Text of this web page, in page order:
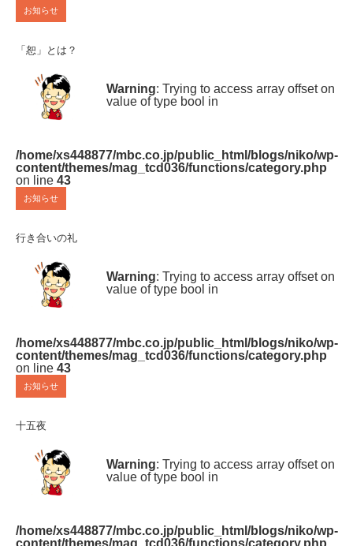
お知らせ
「恕」とは？
Warning: Trying to access array offset on
value of type bool in
/home/xs448877/mbc.co.jp/public_html/blogs/niko/wp-
content/themes/mag_tcd036/functions/category.php
on line 43
お知らせ
行き合いの礼
Warning: Trying to access array offset on
value of type bool in
/home/xs448877/mbc.co.jp/public_html/blogs/niko/wp-
content/themes/mag_tcd036/functions/category.php
on line 43
お知らせ
十五夜
Warning: Trying to access array offset on
value of type bool in
/home/xs448877/mbc.co.jp/public_html/blogs/niko/wp-
content/themes/mag_tcd036/functions/category.php